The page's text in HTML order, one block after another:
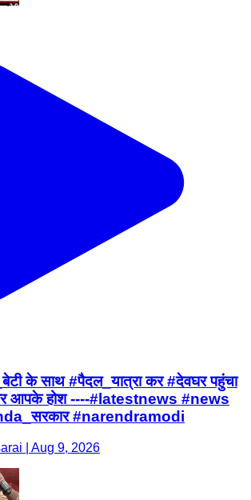
के साथ #पैदल_यात्रा कर #देवघर पहुंचा
आपके होश ----#latestnews #news
#narendramodi
| Aug 9, 2026